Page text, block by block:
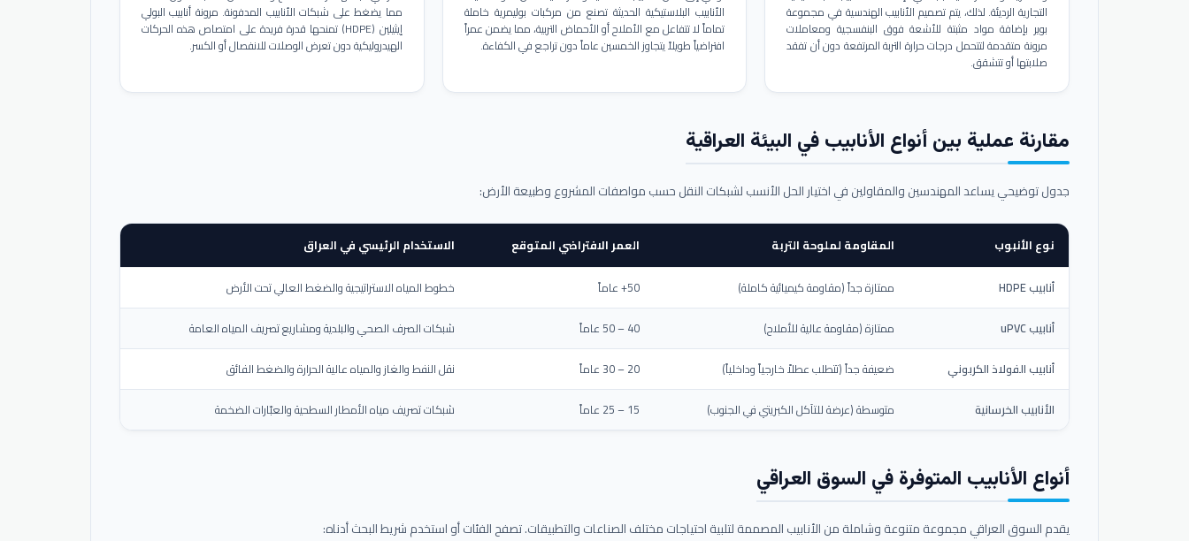
التجارية الرديئة. لذلك، يتم تصميم الأنابيب الهندسية في مجموعة
بوير بإضافة مواد مثبتة للأشعة فوق البنفسجية ومعاملات
مرونة متقدمة لتتحمل درجات حرارة التربة المرتفعة دون أن تفقد
صلابتها أو تتشقق.
الأنابيب البلاستيكية الحديثة تصنع من مركبات بوليمرية خاملة
تماماً لا تتفاعل مع الأملاح أو الأحماض التربية، مما يضمن عمراً
افتراضياً طويلاً يتجاوز الخمسين عاماً دون تراجع في الكفاءة.
مما يضغط على شبكات الأنابيب المدفونة. مرونة أنابيب البولي
إيثيلين (HDPE) تمنحها قدرة فريدة على امتصاص هذه الحركات
الهيدروليكية دون تعرض الوصلات للانفصال أو الكسر.
مقارنة عملية بين أنواع الأنابيب في البيئة العراقية
جدول توضيحي يساعد المهندسين والمقاولين في اختيار الحل الأنسب لشبكات النقل حسب مواصفات المشروع وطبيعة الأرض:
نوع الأنبوب المقاومة لملوحة التربة العمر الافتراضي المتوقع الاستخدام الرئيسي في العراق
أنابيب HDPE ممتازة جداً (مقاومة كيميائية كاملة) 50+ عاماً
خطوط المياه الاستراتيجية والضغط العالي تحت الأرض
أنابيب uPVC
ممتازة (مقاومة عالية للأملاح) 40 – 50 عاماً
شبكات الصرف الصحي والبلدية ومشاريع تصريف المياه العامة
أنابيب الفولاذ الكربوني
ضعيفة جداً (تتطلب عطلاً خارجياً وداخلياً) 20 – 30 عاماً
نقل النفط والغاز والمياه عالية الحرارة والضغط الفائق
الأنابيب الخرسانية
متوسطة (عرضة للتآكل الكبريتي في الجنوب) 15 – 25 عاماً شبكات تصريف مياه الأمطار السطحية والعبّارات الضخمة
أنواع الأنابيب المتوفرة في السوق العراقي
يقدم السوق العراقي مجموعة متنوعة وشاملة من الأنابيب المصممة لتلبية احتياجات مختلف الصناعات والتطبيقات. تصفح الفئات أو استخدم شريط البحث أدناه: